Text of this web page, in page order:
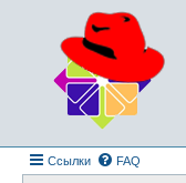
Ссылки FAQ